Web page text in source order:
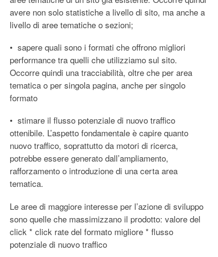
avere non solo statistiche a livello di sito, ma anche a
livello di aree tematiche o sezioni;
• sapere quali sono i formati che offrono migliori
performance tra quelli che utilizziamo sul sito.
Occorre quindi una tracciabilità, oltre che per area
tematica o per singola pagina, anche per singolo
formato
• stimare il flusso potenziale di nuovo traffico
ottenibile. L’aspetto fondamentale è capire quanto
nuovo traffico, soprattutto da motori di ricerca,
potrebbe essere generato dall’ampliamento,
rafforzamento o introduzione di una certa area
tematica.
Le aree di maggiore interesse per l’azione di sviluppo
sono quelle che massimizzano il prodotto: valore del
click * click rate del formato migliore * flusso
potenziale di nuovo traffico